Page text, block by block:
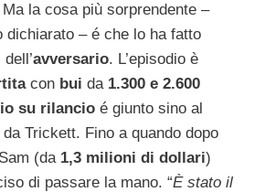
Ma la cosa più sorprendente –
dichiarato – é che lo ha fatto
avversario. L’episodio è
con bui da 1.300 e 2.600
su rilancio é giunto sino al
Trickett. Fino a quando dopo
(da1,3 milioni di dollari)
di passare la mano. “È stato il